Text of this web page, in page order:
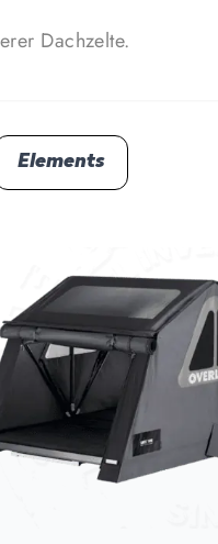
Dachzelte.
Elements